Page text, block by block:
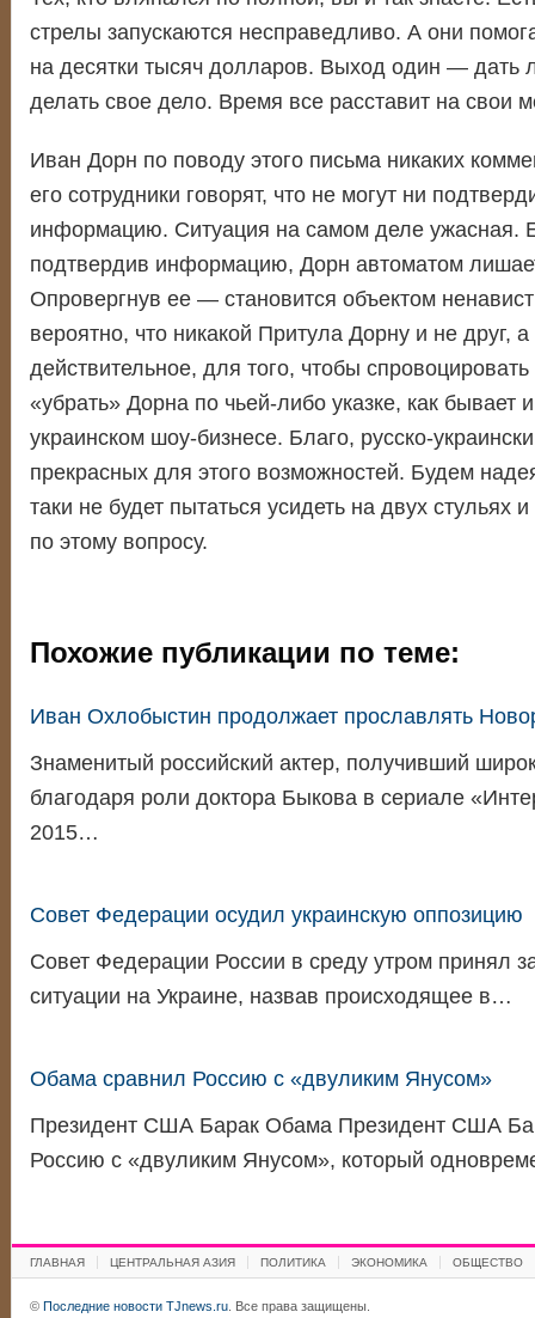
стрелы запускаются несправедливо. А они
на десятки тысяч долларов. Выход один — дать
делать свое дело. Время все расставит на свои
Иван Дорн по поводу этого письма никаких
его сотрудники говорят, что не могут ни
информацию. Ситуация на самом деле ужасная.
подтвердив информацию, Дорн автоматом
Опровергнув ее — становится объектом
вероятно, что никакой Притула Дорну и не друг,
действительное, для того, чтобы
«убрать» Дорна по чьей-либо указке, как бывает
украинском шоу-бизнесе. Благо, русско-
прекрасных для этого возможностей. Будем
таки не будет пытаться усидеть на двух стульях
по этому вопросу.
Похожие публикации по теме:
Иван Охлобыстин продолжает прославлять
Знаменитый российский актер, получивший
благодаря роли доктора Быкова в сериале
2015…
Совет Федерации осудил украинскую оппозицию
Совет Федерации России в среду утром принял
ситуации на Украине, назвав происходящее в…
Обама сравнил Россию с «двуликим Янусом»
Президент США Барак Обама Президент США
Россию с «двуликим Янусом», который
ГЛАВНАЯ ЦЕНТРАЛЬНАЯ АЗИЯ ПОЛИТИКА ЭКОНОМИКА ОБЩЕСТВО
© Последние новости TJnews.ru. Все права защищены.